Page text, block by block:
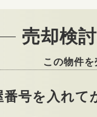
売却検
この物件
号を入れて